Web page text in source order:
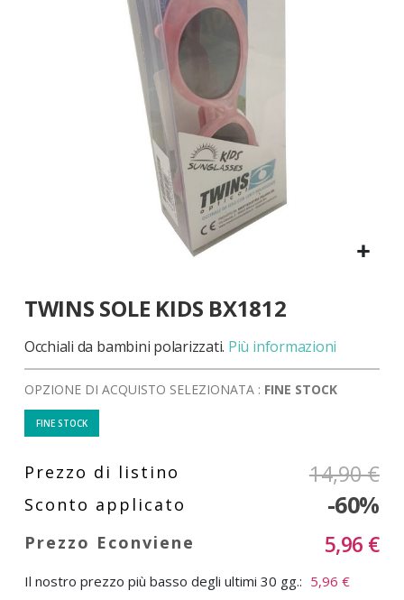
all'inizio
galleria
immagini
TWINS SOLE KIDS BX1812
Occhiali da bambini polarizzati. Più informazioni
OPZIONE DI ACQUISTO SELEZIONATA : FINE STOCK
FINE STOCK
14,90 €
-60%
5,96 €
Il nostro prezzo più basso degli ultimi 30 gg.: 5,96 €